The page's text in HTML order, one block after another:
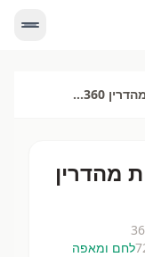
בפלות טורטית מהדרין 360 גר עלית
מהדרין
לחם ומאפה